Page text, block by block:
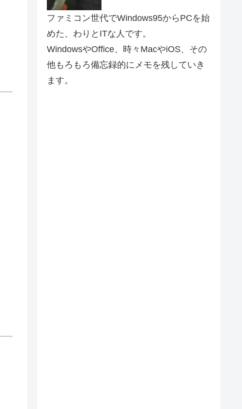
ファミコン世代でWindows95からPCを始
めた、わりとITな人です。
WindowsやOffice、時々MacやiOS、その
他もろもろ備忘録的にメモを残していき
ます。